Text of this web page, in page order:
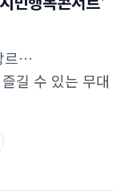
르…
길 수 있는 무대